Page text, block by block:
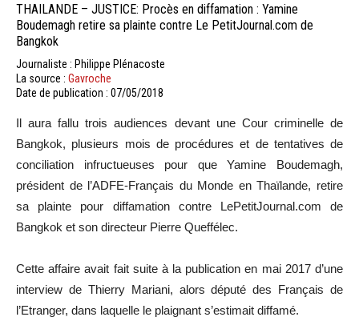
THAILANDE – JUSTICE: Procès en diffamation : Yamine
Boudemagh retire sa plainte contre Le PetitJournal.com de
Bangkok
Journaliste : Philippe Plénacoste
La source : Gavroche
Date de publication : 07/05/2018
Il aura fallu trois audiences devant une Cour criminelle de
Bangkok, plusieurs mois de procédures et de tentatives de
conciliation infructueuses pour que Yamine Boudemagh,
président de l’ADFE-Français du Monde en Thaïlande, retire
sa plainte pour diffamation contre LePetitJournal.com de
Bangkok et son directeur Pierre Queffélec.
Cette affaire avait fait suite à la publication en mai 2017 d’une
interview de Thierry Mariani, alors député des Français de
l’Etranger, dans laquelle le plaignant s’estimait diffamé.